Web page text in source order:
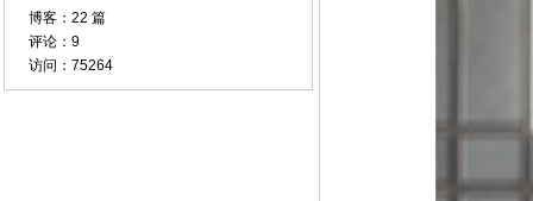
博客： 22 篇
评论： 9
访问： 75264